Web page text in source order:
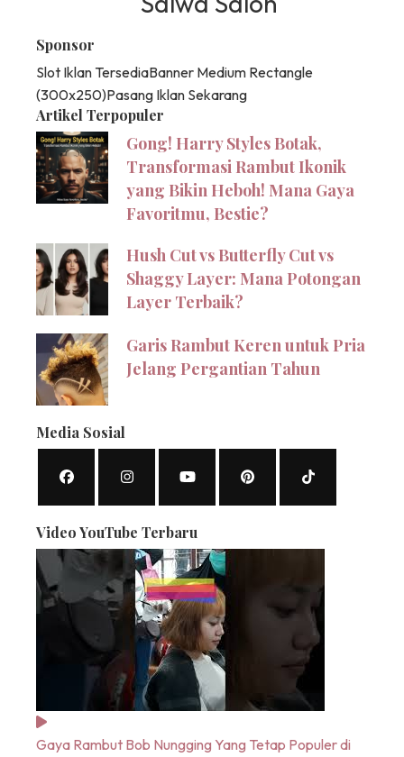
Sponsor
Slot Iklan TersediaBanner Medium Rectangle
(300x250)Pasang Iklan Sekarang
Artikel Terpopuler
Gong! Harry Styles Botak,
Transformasi Rambut Ikonik
yang Bikin Heboh! Mana Gaya
Favoritmu, Bestie?
Hush Cut vs Butterfly Cut vs
Shaggy Layer: Mana Potongan
Layer Terbaik?
Garis Rambut Keren untuk Pria
Jelang Pergantian Tahun
Media Sosial
Video YouTube Terbaru
Gaya Rambut Bob Nungging Yang Tetap Populer di